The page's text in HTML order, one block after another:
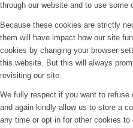
through our website and to use some
Because these cookies are strictly
them will have impact how our site
cookies by changing your browser
this website. But this will always
revisiting our site.
We fully respect if you want to
and again kindly allow us to store a
any time or opt in for other cookies